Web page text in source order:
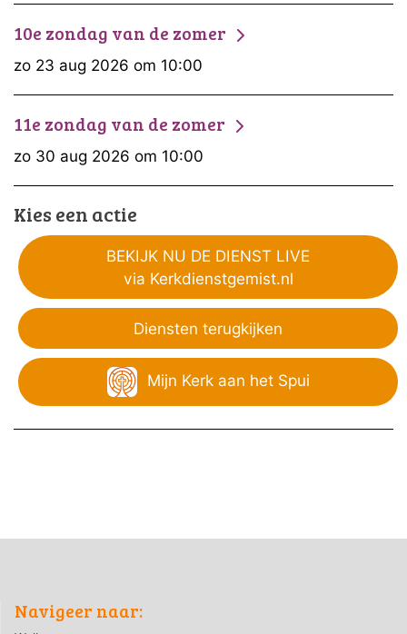
10e zondag van de zomer
zo 23 aug 2026 om 10:00
11e zondag van de zomer
zo 30 aug 2026 om 10:00
Kies een actie
BEKIJK NU DE DIENST LIVE
via Kerkdienstgemist.nl
Diensten terugkijken
Mijn Kerk aan het Spui
Navigeer naar: